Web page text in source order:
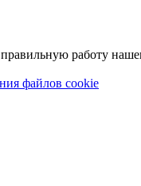
работу
файлов cookie